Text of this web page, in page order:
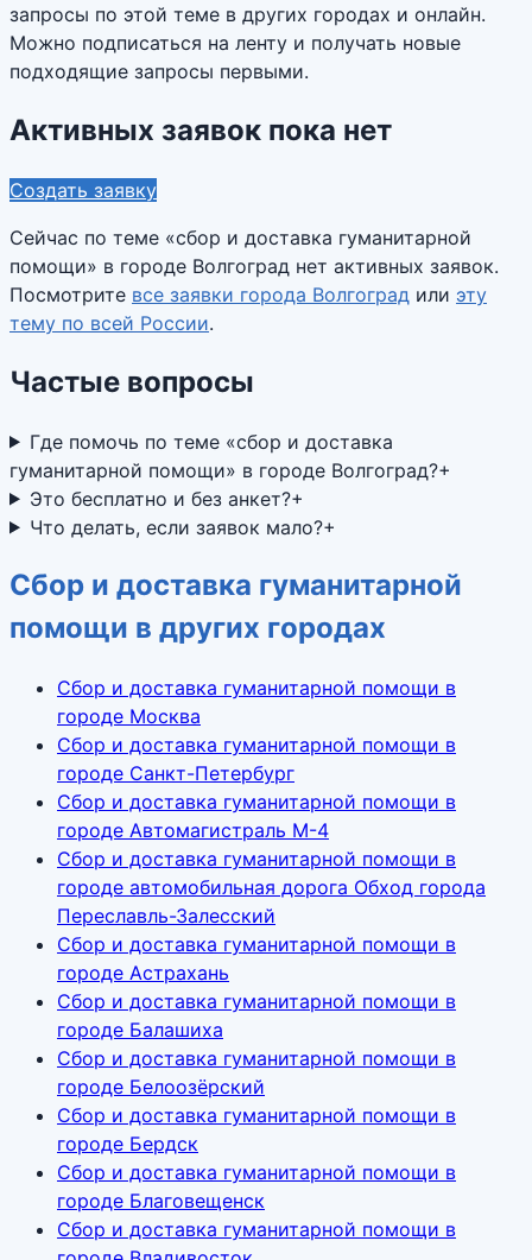
запросы по этой теме в других городах и онлайн.
Можно подписаться на ленту и получать новые
подходящие запросы первыми.
Активных заявок пока нет
Создать заявку
Сейчас по теме «сбор и доставка гуманитарной
помощи» в городе Волгоград нет активных заявок.
Посмотрите все заявки города Волгоград или эту
тему по всей России.
Частые вопросы
Где помочь по теме «сбор и доставка
гуманитарной помощи» в городе Волгоград?+
Это бесплатно и без анкет?+
Что делать, если заявок мало?+
Сбор и доставка гуманитарной
помощи в других городах
Сбор и доставка гуманитарной помощи в
городе Москва
Сбор и доставка гуманитарной помощи в
городе Санкт-Петербург
Сбор и доставка гуманитарной помощи в
городе Автомагистраль М-4
Сбор и доставка гуманитарной помощи в
городе автомобильная дорога Обход города
Переславль-Залесский
Сбор и доставка гуманитарной помощи в
городе Астрахань
Сбор и доставка гуманитарной помощи в
городе Балашиха
Сбор и доставка гуманитарной помощи в
городе Белоозёрский
Сбор и доставка гуманитарной помощи в
городе Бердск
Сбор и доставка гуманитарной помощи в
городе Благовещенск
Сбор и доставка гуманитарной помощи в